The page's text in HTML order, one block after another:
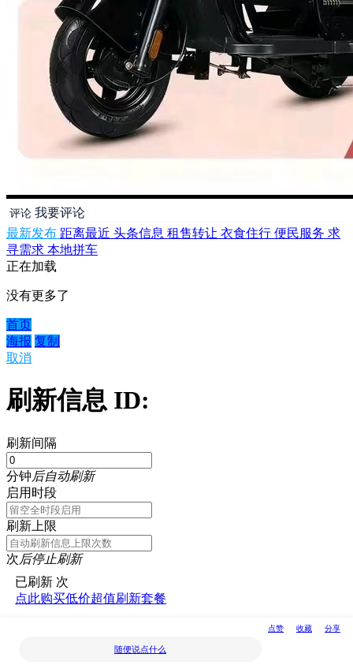
评论 我要评论
最新发布 距离最近 头条信息 租售转让 衣食住行 便民服务 求
寻需求 本地拼车
正在加载
没有更多了
首页
随便说点什么
点赞 收藏 分享
海报 复制
取消
刷新信息 ID:
刷新间隔
分钟后自动刷新
启用时段
刷新上限
次后停止刷新
已刷新 次
点此购买低价超值刷新套餐